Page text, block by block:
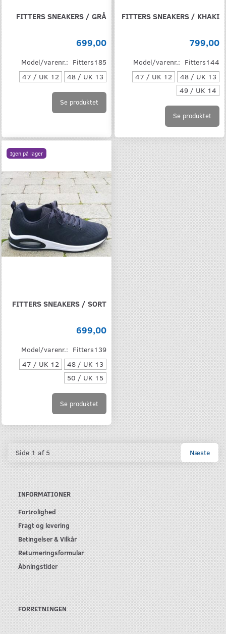
FITTERS SNEAKERS / GRÅ
699,00
Model/varenr.: Fitters185
47 / UK 12
48 / UK 13
Se produktet
FITTERS SNEAKERS / KHAKI
799,00
Model/varenr.: Fitters144
47 / UK 12
48 / UK 13
49 / UK 14
Se produktet
Igen på lager
FITTERS SNEAKERS / SORT
699,00
Model/varenr.: Fitters139
47 / UK 12
48 / UK 13
50 / UK 15
Se produktet
Side 1 af 5 Næste
INFORMATIONER
Fortrolighed
Fragt og levering
Betingelser & Vilkår
Returneringsformular
Åbningstider
FORRETNINGEN